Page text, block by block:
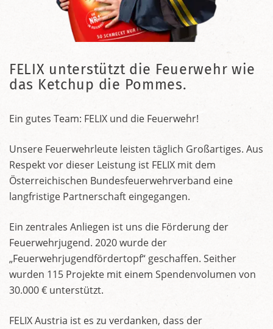
FELIX unterstützt die Feuerwehr wie
das Ketchup die Pommes.
Ein gutes Team: FELIX und die Feuerwehr!
Unsere Feuerwehrleute leisten täglich Großartiges. Aus
Respekt vor dieser Leistung ist FELIX mit dem
Österreichischen Bundesfeuerwehrverband eine
langfristige Partnerschaft eingegangen.
Ein zentrales Anliegen ist uns die Förderung der
Feuerwehrjugend. 2020 wurde der
„Feuerwehrjugendfördertopf“ geschaffen. Seither
wurden 115 Projekte mit einem Spendenvolumen von
30.000 € unterstützt.
FELIX Austria ist es zu verdanken, dass der